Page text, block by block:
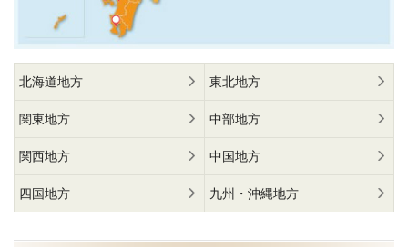
北海道地方 東北地方
関東地方 中部地方
関西地方 中国地方
四国地方 九州・沖縄地方